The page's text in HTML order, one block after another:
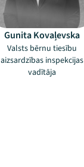
Gunita Kovaļevska
Valsts bērnu tiesību
aizsardzības inspekcijas
vadītāja